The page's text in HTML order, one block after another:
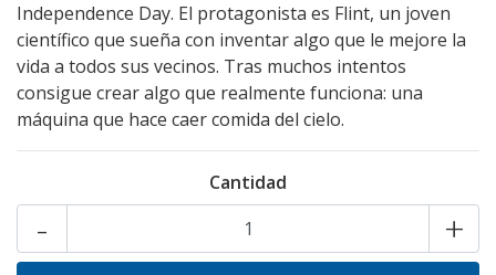
Independence Day. El protagonista es Flint, un joven
científico que sueña con inventar algo que le mejore la
vida a todos sus vecinos. Tras muchos intentos
consigue crear algo que realmente funciona: una
máquina que hace caer comida del cielo.
Cantidad
+
-